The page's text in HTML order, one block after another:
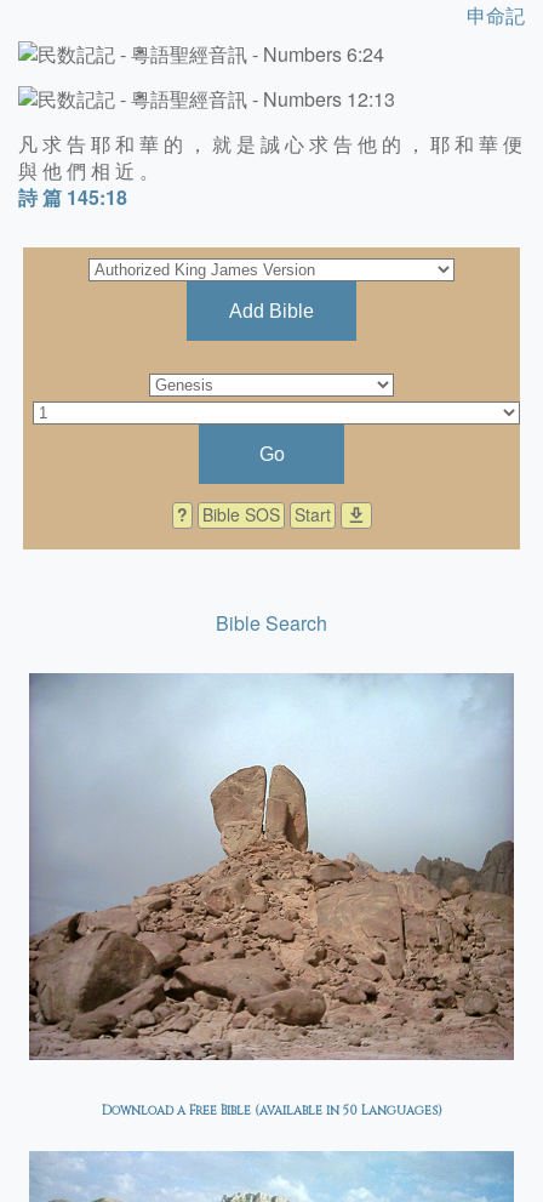
申命記
凡 求 告 耶 和 華 的 ， 就 是 誠 心 求 告 他 的 ， 耶 和 華 便
與 他 們 相 近 。
詩 篇 145:18
Add Bible
Go
? Bible SOS Start download
Bible Search
Download a Free Bible (available in 50 Languages)